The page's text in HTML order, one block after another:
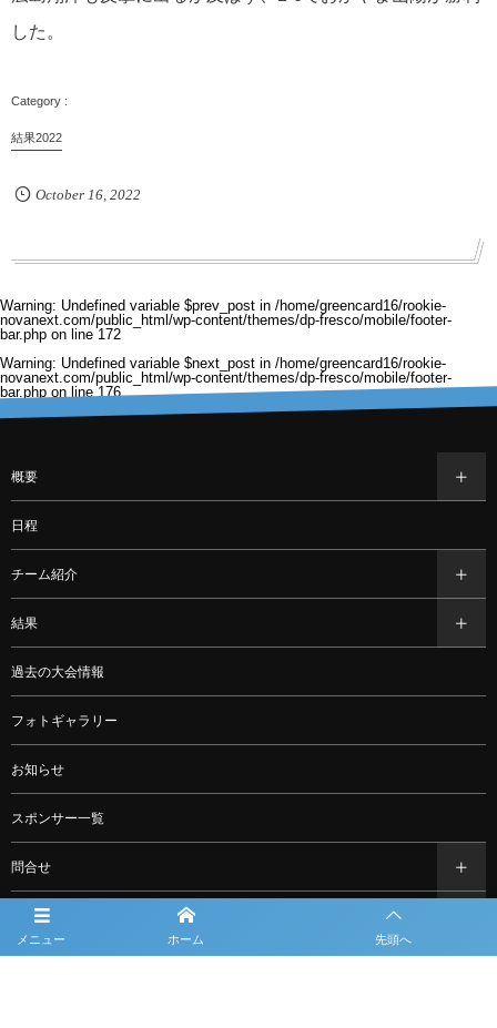
した。
結果2022
October 16, 2022
Warning: Undefined variable $prev_post in /home/greencard16/rookie-
novanext.com/public_html/wp-content/themes/dp-fresco/mobile/footer-
bar.php on line172
Warning: Undefined variable $next_post in /home/greencard16/rookie-
novanext.com/public_html/wp-content/themes/dp-fresco/mobile/footer-
bar.php on line176
メニュー ホーム 先頭へ
概要
日程
チーム紹介
結果
過去の大会情報
フォトギャラリー
お知らせ
スポンサー一覧
問合せ
ルーキーリーグ一覧